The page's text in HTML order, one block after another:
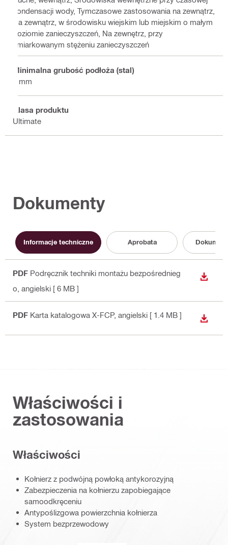
kondensacji wody, Tymczasowe zastosowania na zewnątrz,
Na zewnątrz, w środowisku wiejskim lub miejskim o małym
poziomie zanieczyszczeń, Na zewnętrz, przy
umiarkowanym stężeniu zanieczyszczeń
Minimalna grubość podłoża (stal)
6 mm
Klasa produktu
Ultimate
Dokumenty
Informacje techniczne Aprobata
PDF Podręcznik techniki montażu bezpośrednieg
o , angielski [ 6 MB ]
PDF Karta katalogowa X-FCP , angielski [ 1.4 MB ]
Właściwości i
zastosowania
Właściwości
Kołnierz z podwójną powłoką antykorozyjną
Zabezpieczenia na kołnierzu zapobiegające
samoodkręceniu
Antypoślizgowa powierzchnia kołnierza
System bezprzewodowy